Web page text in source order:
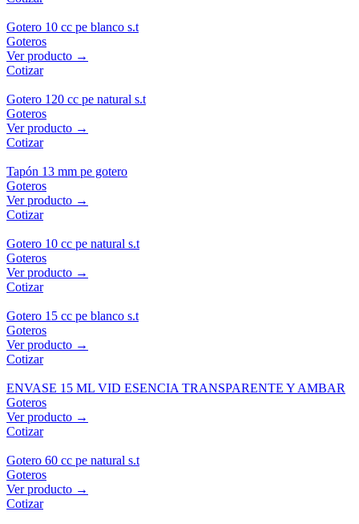
Gotero 10 cc pe blanco s.t
Goteros
Ver producto →
Cotizar
Gotero 120 cc pe natural s.t
Goteros
Ver producto →
Cotizar
Tapón 13 mm pe gotero
Goteros
Ver producto →
Cotizar
Gotero 10 cc pe natural s.t
Goteros
Ver producto →
Cotizar
Gotero 15 cc pe blanco s.t
Goteros
Ver producto →
Cotizar
ENVASE 15 ML VID ESENCIA TRANSPARENTE Y AMBAR
Goteros
Ver producto →
Cotizar
Gotero 60 cc pe natural s.t
Goteros
Ver producto →
Cotizar